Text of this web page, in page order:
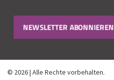
NEWSLETTER ABONNIEREN
© 2026 | Alle Rechte vorbehalten.